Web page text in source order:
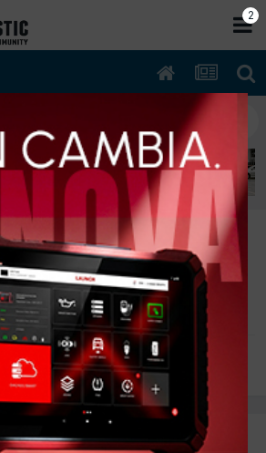
0.9cc 312A2000 Kw
Dopo stacco batteria o
p0340
2